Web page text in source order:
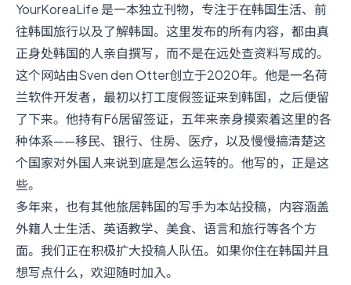
YourKoreaLife 是一本独立刊物，专注于在韩国生活、前
往韩国旅行以及了解韩国。这里发布的所有内容，都由真
正身处韩国的人亲自撰写，而不是在远处查资料写成的。
这个网站由Sven den Otter创立于2020年。他是一名荷
兰软件开发者，最初以打工度假签证来到韩国，之后便留
了下来。他持有F6居留签证，五年来亲身摸索着这里的各
种体系——移民、银行、住房、医疗，以及慢慢搞清楚这
个国家对外国人来说到底是怎么运转的。他写的，正是这
些。
多年来，也有其他旅居韩国的写手为本站投稿，内容涵盖
外籍人士生活、英语教学、美食、语言和旅行等各个方
面。我们正在积极扩大投稿人队伍。如果你住在韩国并且
想写点什么，欢迎随时加入。